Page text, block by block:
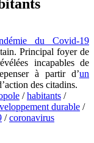
du Covid-19
Principal foyer de
incapables de
à partir d’un
des citadins.
/habitants /
durable /
/coronavirus